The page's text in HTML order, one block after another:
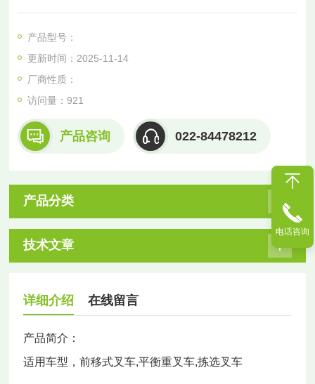
电池完美适配市面上98%的品牌和型号的叉车。适
产品型号：
更新时间：2025-11-14
厂商性质：
访问量：921
产品咨询 022-84478212
产品分类
技术文章
详细介绍 在线留言
产品简介：
适用车型，前移式叉车,平衡重叉车,拣选叉车
电话咨询